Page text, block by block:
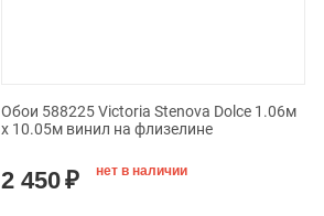
Обои 588225 Victoria Stenova Dolce 1.06м
x 10.05м винил на флизелине
2 450₽ нет в наличии